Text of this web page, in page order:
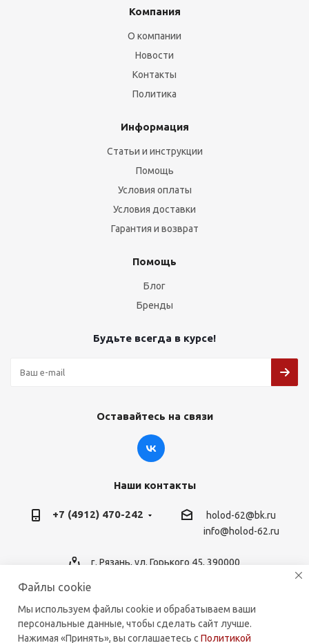
Компания
О компании
Новости
Контакты
Политика
Информация
Статьи и инструкции
Помощь
Условия оплаты
Условия доставки
Гарантия и возврат
Помощь
Блог
Бренды
Будьте всегда в курсе!
Оставайтесь на связи
Наши контакты
+7 (4912) 470-242
holod-62@bk.ru
info@holod-62.ru
г. Рязань, ул. Горького 45, 390000
2026 © holod-62.ru. Комплектующие для бытовой и
Файлы cookie
Мы используем файлы cookie и обрабатываем ваши
персональные данные, чтобы сделать сайт лучше.
Нажимая «Принять», вы соглашаетесь с Политикой